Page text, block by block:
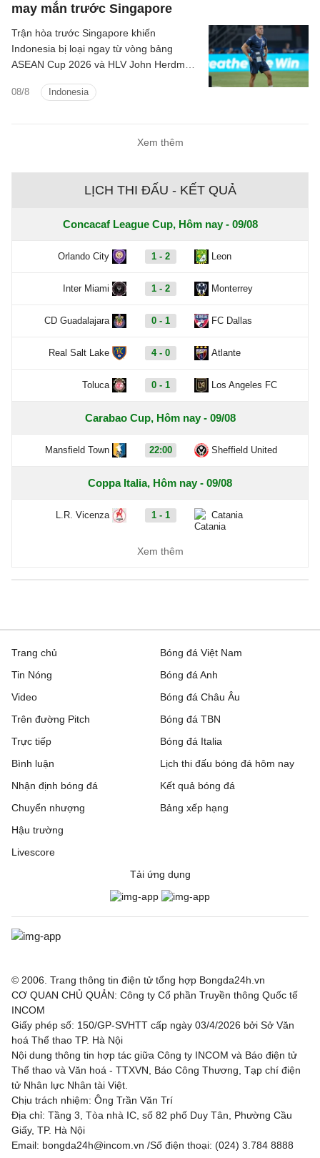
may mắn trước Singapore
08/8 Indonesia
Trận hòa trước Singapore khiến
Indonesia bị loại ngay từ vòng bảng
ASEAN Cup 2026 và HLV John Herdman
mắn.
Xem thêm
LỊCH THI ĐẤU - KẾT QUẢ
Concacaf League Cup, Hôm nay - 09/08
Orlando City 1 - 2 Leon
Inter Miami 1 - 2 Monterrey
CD Guadalajara 0 - 1 FC Dallas
Real Salt Lake 4 - 0 Atlante
Toluca 0 - 1 Los Angeles FC
Carabao Cup, Hôm nay - 09/08
Mansfield Town 22:00 Sheffield United
Coppa Italia, Hôm nay - 09/08
L.R. Vicenza 1 - 1 Catania
3 - 1
4 - 2 Grenoble
1 - 1 Dijon
0 - 1 FC Annecy
0 - 3
VĐQG Bồ Đào Nha, Hôm nay - 09/08
Vitoria de Guimaraes
Atletico Tucuman 1 - 2 Sarmiento
Deportivo Riestra 2 - 0
Estudiantes de la
VĐQG Bỉ, Hôm nay - 09/08
St.Truiden 1 - 1 Lommel
Westerlo 1 - 5 Union St.Gilloise
Xem thêm
Trang chủ
Tin Nóng
Video
Trên đường Pitch
Trực tiếp
Bóng đá Việt Nam
Bóng đá Anh
Bóng đá Châu Âu
Bóng đá TBN
Bóng đá Italia
Bình luận
Nhận định bóng đá
Chuyển nhượng
Hậu trường
Livescore
Lịch thi đấu bóng đá hôm nay
Kết quả bóng đá
Bảng xếp hạng
Tải ứng dụng
© 2006. Trang thông tin điện tử tổng hợp Bongda24h.vn
CƠ QUAN CHỦ QUẢN: Công ty Cổ phần Truyền thông Quốc tế
INCOM
Giấy phép số: 150/GP-SVHTT cấp ngày 03/4/2026 bởi Sở Văn
hoá Thể thao TP. Hà Nội
Nội dung thông tin hợp tác giữa Công ty INCOM và Báo điện tử
Thể thao và Văn hoá - TTXVN, Báo Công Thương, Tạp chí điện
tử Nhân lực Nhân tài Việt.
Chịu trách nhiệm: Ông Trần Văn Trí
Địa chỉ: Tầng 3, Tòa nhà IC, số 82 phố Duy Tân, Phường Cầu
Giấy, TP. Hà Nội
Email: bongda24h@incom.vn /Số điện thoại: (024) 3.784 8888